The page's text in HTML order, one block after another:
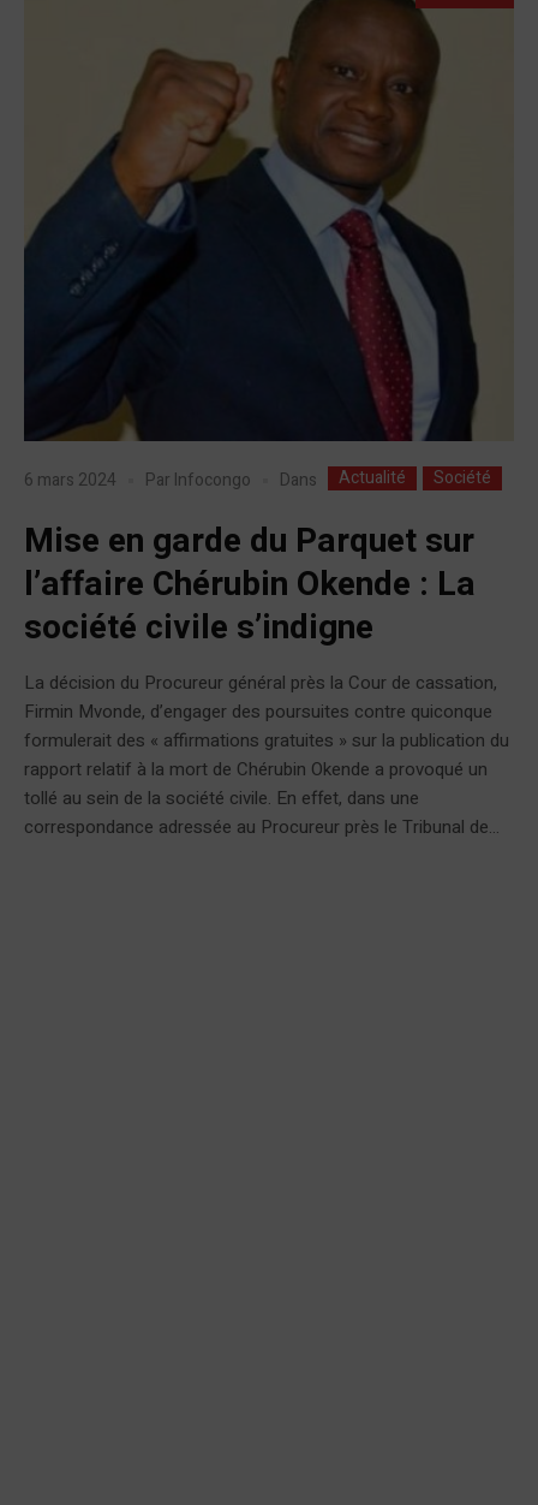
6 mars 2024 Par Infocongo Dans Actualité Société
Mise en garde du Parquet sur
l’affaire Chérubin Okende : La
société civile s’indigne
La décision du Procureur général près la Cour de cassation,
Firmin Mvonde, d’engager des poursuites contre quiconque
formulerait des « affirmations gratuites » sur la publication du
rapport relatif à la mort de Chérubin Okende a provoqué un
tollé au sein de la société civile. En effet, dans une
correspondance adressée au Procureur près le Tribunal de...